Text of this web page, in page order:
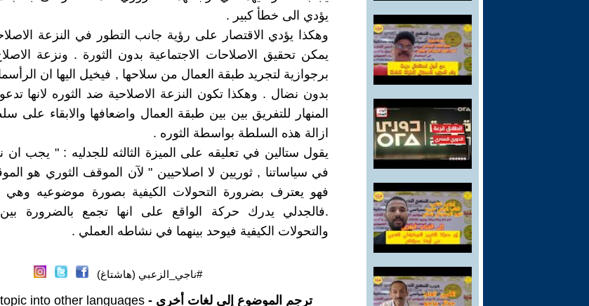
يؤدي الى خطأ كبير .
وهكذا يؤدي الاقتصار على رؤية جانب التطور في النزعة
يمكن تحقيق الاصلاحات الاجتماعية بدون الثورة . ونزعة
برجوازية لتجريد طبقة العمال من سلاحها , فيخيل اليها ان
بدون نضال . وهكذا تكون النزعة الاصلاحية ضد الثوره لانها
المنهار للتفريق بين بين طبقة العمال واضعافها والابقاء على
ازالة هذه السلطة بواسطة الثوره .
يقول ستالين في تعليقه على الميزة الثالثه للجدليه : " يجب
في سياساتنا , ثوريين لا اصلاحيين " لآن الموقف الثوري هو
فهو يعترف بضرورة التحولات الكيفية بصورة موضوعيه وهي
.فالجدلي يدرك حركة الواقع على انها تجمع بالضرورة بين
والتحولات الكيفية فيوحد بينهما في نشاطه العملي .
#ناجي_الزعبي (هاشتاغ)
ترجم الموضوع إلى لغات أخرى - into other languages